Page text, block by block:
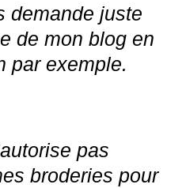
demande juste
de mon blog en
par exemple.
pas
broderies pour